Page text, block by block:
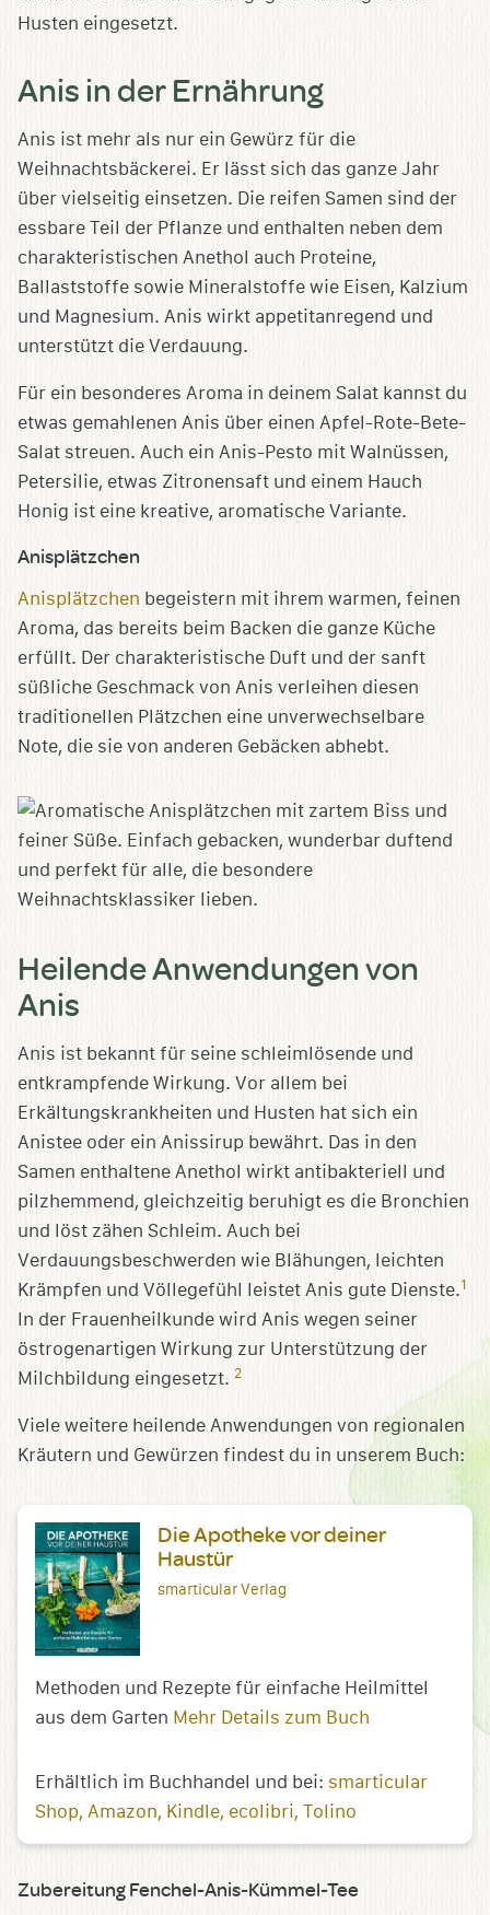
Husten eingesetzt.
Anis in der Ernährung
Anis ist mehr als nur ein Gewürz für die
Weihnachtsbäckerei. Er lässt sich das ganze Jahr
über vielseitig einsetzen. Die reifen Samen sind der
essbare Teil der Pflanze und enthalten neben dem
charakteristischen Anethol auch Proteine,
Ballaststoffe sowie Mineralstoffe wie Eisen, Kalzium
und Magnesium. Anis wirkt appetitanregend und
unterstützt die Verdauung.
Für ein besonderes Aroma in deinem Salat kannst du
etwas gemahlenen Anis über einen Apfel-Rote-Bete-
Salat streuen. Auch ein Anis-Pesto mit Walnüssen,
Petersilie, etwas Zitronensaft und einem Hauch
Honig ist eine kreative, aromatische Variante.
Anisplätzchen
Anisplätzchen begeistern mit ihrem warmen, feinen
Aroma, das bereits beim Backen die ganze Küche
erfüllt. Der charakteristische Duft und der sanft
süßliche Geschmack von Anis verleihen diesen
traditionellen Plätzchen eine unverwechselbare
Note, die sie von anderen Gebäcken abhebt.
Heilende Anwendungen von
Anis
Anis ist bekannt für seine schleimlösende und
entkrampfende Wirkung. Vor allem bei
Erkältungskrankheiten und Husten hat sich ein
Anistee oder ein Anissirup bewährt. Das in den
Samen enthaltene Anethol wirkt antibakteriell und
pilzhemmend, gleichzeitig beruhigt es die Bronchien
und löst zähen Schleim. Auch bei
Verdauungsbeschwerden wie Blähungen, leichten
Krämpfen und Völlegefühl leistet Anis gute Dienste.1
In der Frauenheilkunde wird Anis wegen seiner
östrogenartigen Wirkung zur Unterstützung der
Milchbildung eingesetzt. 2
Viele weitere heilende Anwendungen von regionalen
Kräutern und Gewürzen findest du in unserem Buch:
Die Apotheke vor deiner
Haustür
smarticular Verlag
Methoden und Rezepte für einfache Heilmittel
aus dem Garten Mehr Details zum Buch
Erhältlich im Buchhandel und bei: smarticular
Shop Amazon Kindle ecolibri Tolino
Zubereitung Fenchel-Anis-Kümmel-Tee